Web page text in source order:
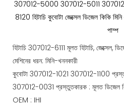
307012-5000 307012-5011
8120 হিটাচি কুবোটা জেক্সেল ডিজেল কিকি
পাম্প
হিটাচি 307012-6111 মূলত হিটাচি, জেক্সেল,
মেশিনের ধরন: মিনি-খননকারী
কুবোটা 307012-1021 307012-1100
307012-0031 প্রস্তুতকারক : মূলত ডিজেল
OEM : IHI